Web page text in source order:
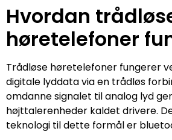
Hvordan
høretelefoner
Trådløse høretelefoner fungerer
digitale lyddata via en trådløs
omdanne signalet til analog lyd
højttalerenheder kaldet drivere.
teknologi til dette formål er